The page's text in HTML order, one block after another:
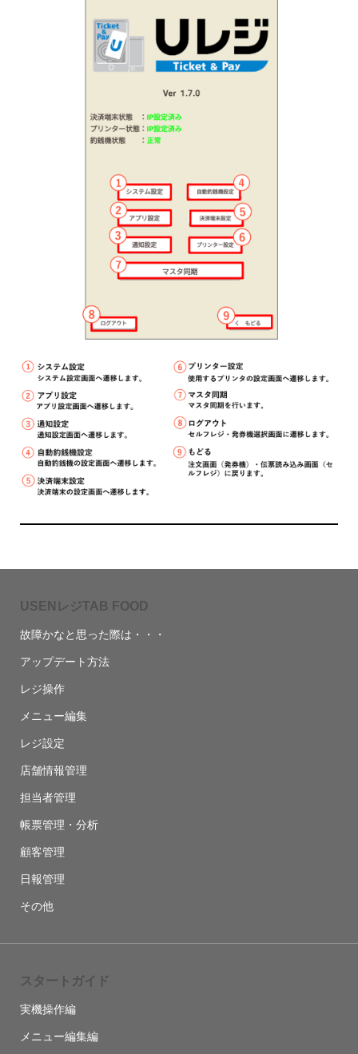
USENレジTAB FOOD
故障かなと思った際は・・・
アップデート方法
レジ操作
メニュー編集
レジ設定
店舗情報管理
担当者管理
帳票管理・分析
顧客管理
日報管理
その他
スタートガイド
実機操作編
メニュー編集編